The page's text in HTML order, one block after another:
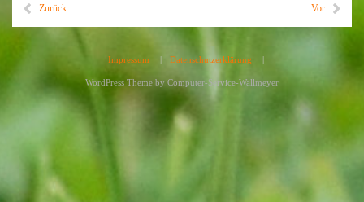
Zurück Vor
Impressum | Datenschutzerklärung |
WordPress Theme by Computer-Service-Wallmeyer